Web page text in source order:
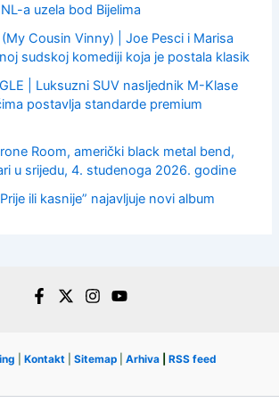
a uzela bod Bijelima
Cousin Vinny) | Joe Pesci i Marisa
sudskoj komediji koja je postala klasik
| Luksuzni SUV nasljednik M-Klase
postavlja standarde premium
Room, američki black metal bend,
u srijedu, 4. studenoga 2026. godine
ili kasnije” najavljuje novi album
Kontakt Sitemap Arhiva RSS feed